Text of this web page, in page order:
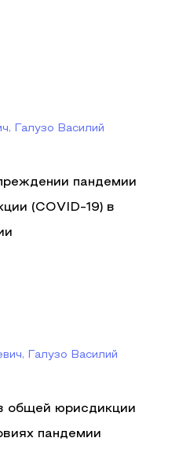
Галузо Василий
пандемии
(COVID-19) в
Галузо Василий
общей юрисдикции
пандемии